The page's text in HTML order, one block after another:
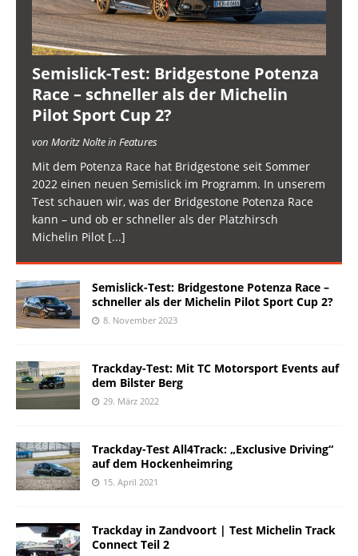
Semislick-Test: Bridgestone Potenza
Race – schneller als der Michelin
Pilot Sport Cup 2?
von Moritz Nolte in Features
Mit dem Potenza Race hat Bridgestone seit Sommer
2022 einen neuen Semislick im Programm. In unserem
Test schauen wir, was der Bridgestone Potenza Race
kann – und ob er schneller als der Platzhirsch
Michelin Pilot [...]
Semislick-Test: Bridgestone Potenza Race –
schneller als der Michelin Pilot Sport Cup 2?
8. November 2023
Trackday-Test: Mit TC Motorsport Events auf
dem Bilster Berg
29. März 2022
Trackday-Test All4Track: „Exclusive Driving“
auf dem Hockenheimring
15. April 2021
Trackday in Zandvoort | Test Michelin Track
Connect Teil 2